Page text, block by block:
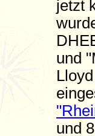
jetzt
und
und